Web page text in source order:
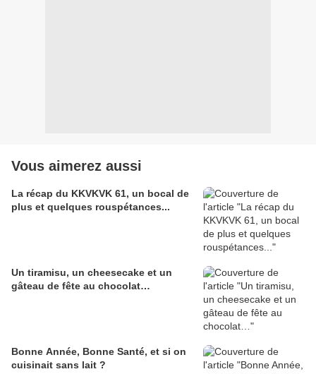
Vous aimerez aussi
La récap du KKVKVK 61, un bocal de
plus et quelques rouspétances...
Un tiramisu, un cheesecake et un
gâteau de fête au chocolat…
Bonne Année, Bonne Santé, et si on
cuisinait sans lait ?